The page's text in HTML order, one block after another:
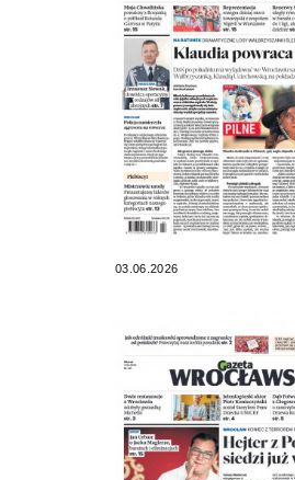
03.06.2026